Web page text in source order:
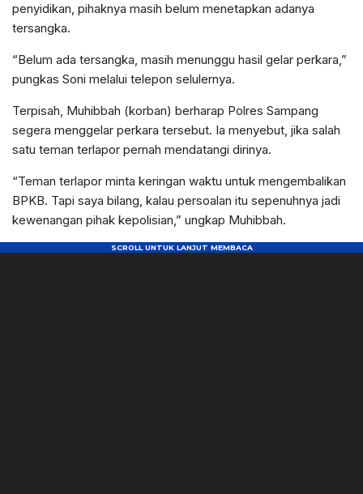
penyidikan, pihaknya masih belum menetapkan adanya
tersangka.
“Belum ada tersangka, masih menunggu hasil gelar perkara,”
pungkas Soni melalui telepon selulernya.
Terpisah, Muhibbah (korban) berharap Polres Sampang
segera menggelar perkara tersebut. Ia menyebut, jika salah
satu teman terlapor pernah mendatangi dirinya.
“Teman terlapor minta keringan waktu untuk mengembalikan
BPKB. Tapi saya bilang, kalau persoalan itu sepenuhnya jadi
kewenangan pihak kepolisian,” ungkap Muhibbah.